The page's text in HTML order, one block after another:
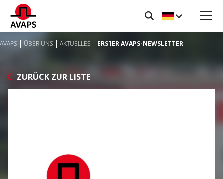
AVAPS ÜBER UNS AKTUELLES ERSTER AVAPS-NEWSLETTER
ZURÜCK ZUR LISTE